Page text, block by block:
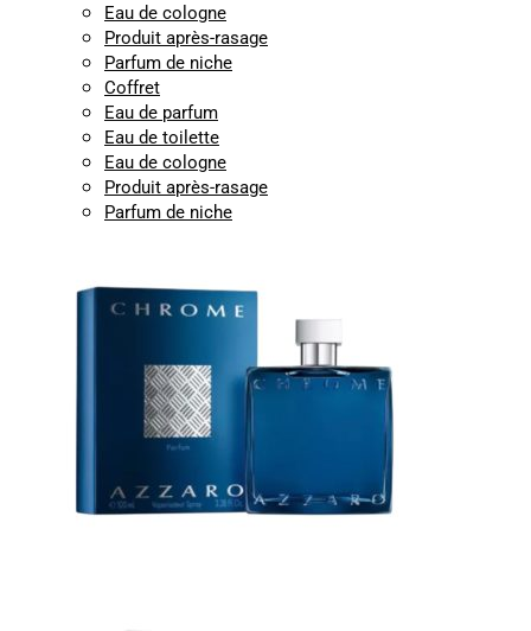
Eau de cologne
Produit après-rasage
Parfum de niche
Coffret
Eau de parfum
Eau de toilette
Eau de cologne
Produit après-rasage
Parfum de niche